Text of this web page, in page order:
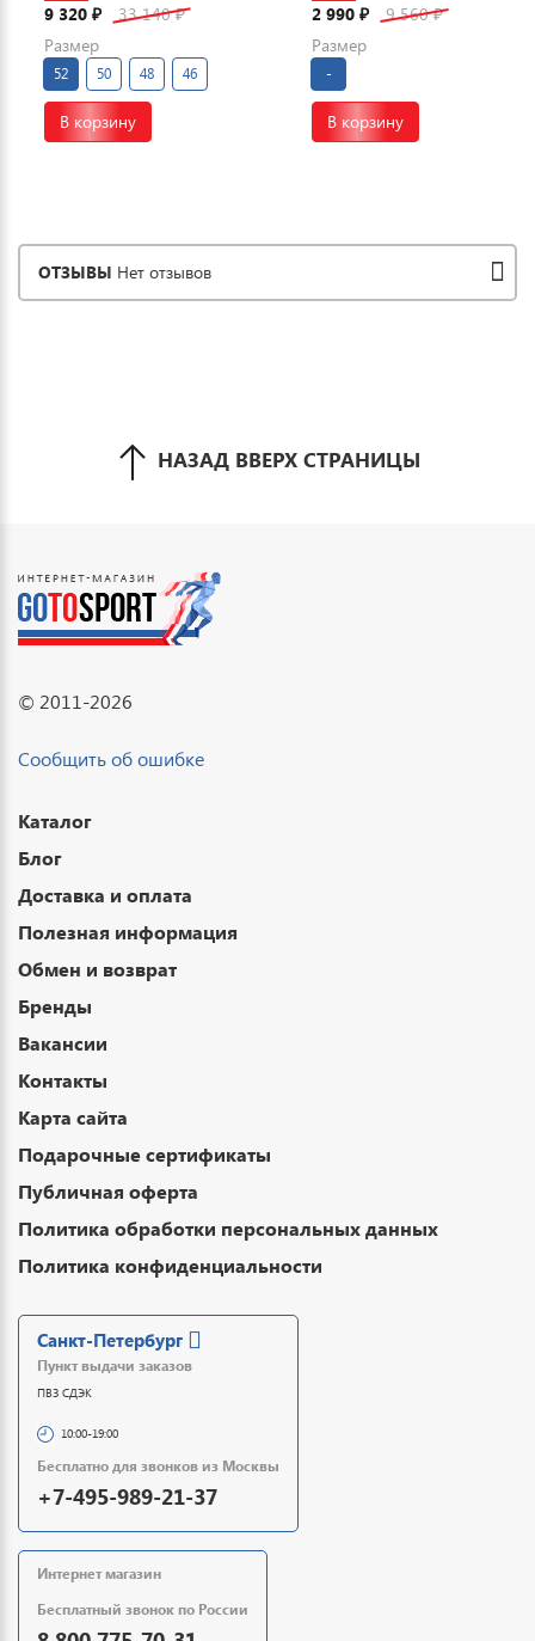
9 320 ₽ 33 140₽
Размер
52 50 48 46
В корзину
2 990 ₽ 9 560₽
Размер
-
В корзину
ОТЗЫВЫ Нет отзывов
НАЗАД ВВЕРХ СТРАНИЦЫ
© 2011-2026
Сообщить об ошибке
Каталог
Блог
Доставка и оплата
Полезная информация
Обмен и возврат
Бренды
Вакансии
Контакты
Карта сайта
Подарочные сертификаты
Публичная оферта
Политика обработки персональных данных
Политика конфиденциальности
Санкт-Петербург
Пункт выдачи заказов
ПВЗ СДЭК
10:00-19:00
Бесплатно для звонков из Москвы
+7-495-989-21-37
Интернет магазин
Бесплатный звонок по России